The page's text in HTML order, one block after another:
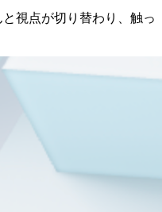
視点が切り替わり、触っ